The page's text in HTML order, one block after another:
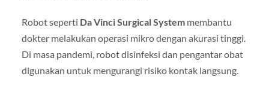
Robot seperti Da Vinci Surgical System membantu
dokter melakukan operasi mikro dengan akurasi tinggi.
Di masa pandemi, robot disinfeksi dan pengantar obat
digunakan untuk mengurangi risiko kontak langsung.